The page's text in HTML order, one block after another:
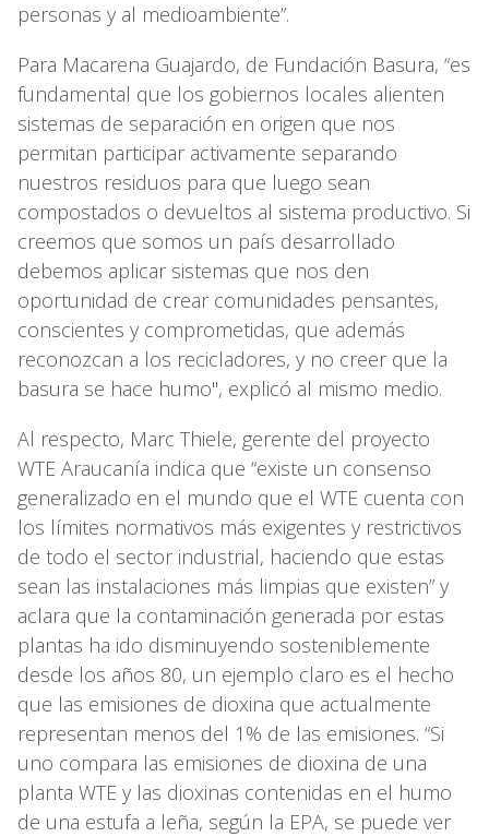
personas y al medioambiente”.
Para Macarena Guajardo, de Fundación Basura, “es
fundamental que los gobiernos locales alienten
sistemas de separación en origen que nos
permitan participar activamente separando
nuestros residuos para que luego sean
compostados o devueltos al sistema productivo. Si
creemos que somos un país desarrollado
debemos aplicar sistemas que nos den
oportunidad de crear comunidades pensantes,
conscientes y comprometidas, que además
reconozcan a los recicladores, y no creer que la
basura se hace humo", explicó al mismo medio.
Al respecto, Marc Thiele, gerente del proyecto
WTE Araucanía indica que “existe un consenso
generalizado en el mundo que el WTE cuenta con
los límites normativos más exigentes y restrictivos
de todo el sector industrial, haciendo que estas
sean las instalaciones más limpias que existen” y
aclara que la contaminación generada por estas
plantas ha ido disminuyendo sosteniblemente
desde los años 80, un ejemplo claro es el hecho
que las emisiones de dioxina que actualmente
representan menos del 1% de las emisiones. “Si
uno compara las emisiones de dioxina de una
planta WTE y las dioxinas contenidas en el humo
de una estufa a leña, según la EPA, se puede ver